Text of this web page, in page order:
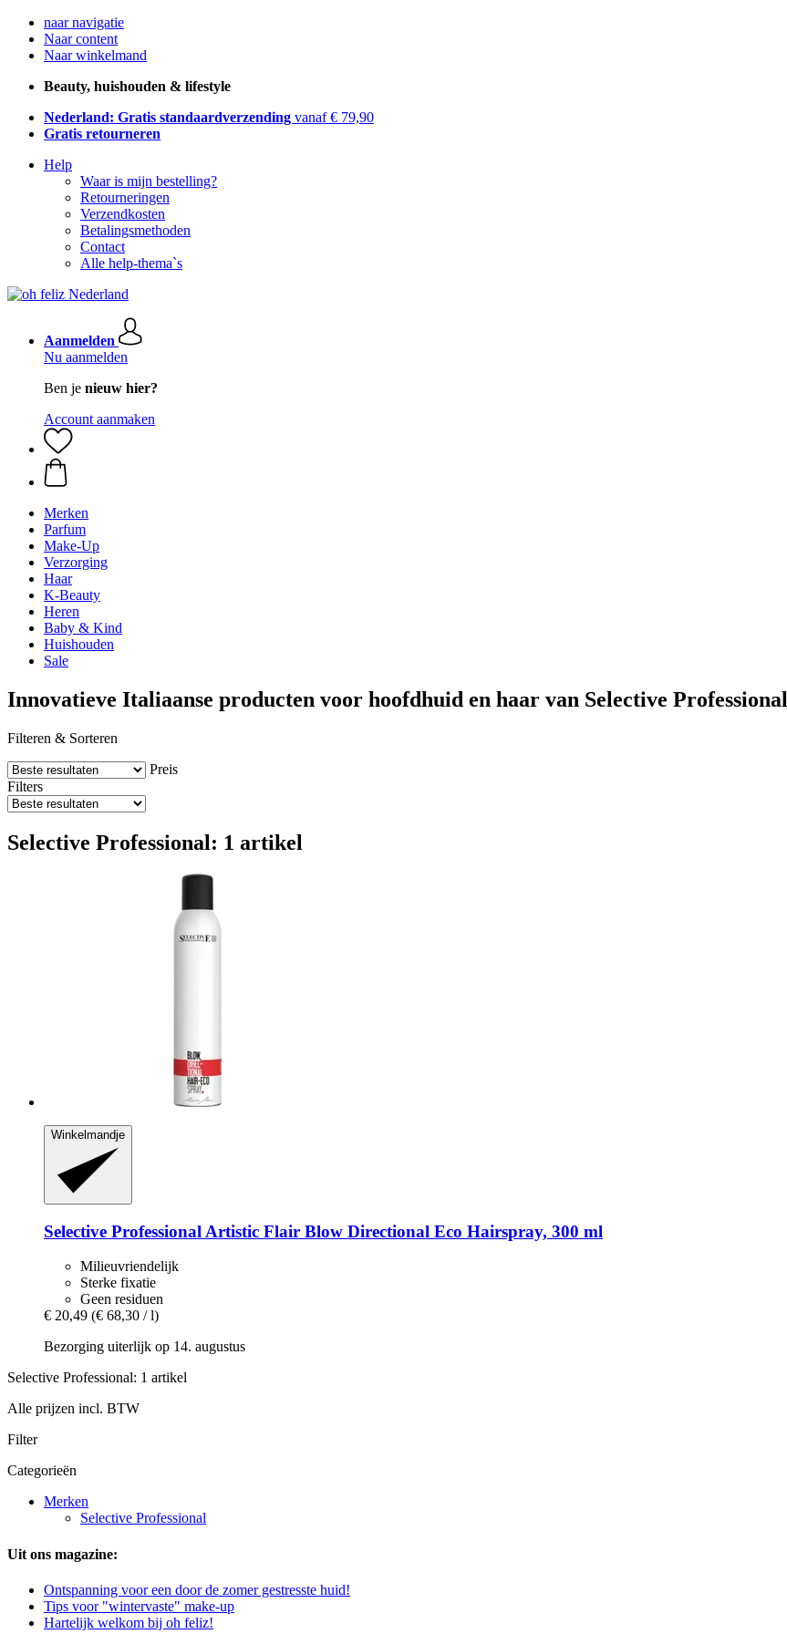
naar navigatie
Naar content
Naar winkelmand
Beauty, huishouden & lifestyle
Nederland: Gratis standaardverzending vanaf € 79,90
Gratis retourneren
Help
Waar is mijn bestelling?
Retourneringen
Verzendkosten
Betalingsmethoden
Contact
Alle help-thema`s
Aanmelden
Nu aanmelden
Ben je nieuw hier?
Account aanmaken
Merken
Parfum
Make-Up
Verzorging
Haar
K-Beauty
Heren
Baby & Kind
Huishouden
Sale
Innovatieve Italiaanse producten voor hoofdhuid en haar van Selective Professional
Filteren & Sorteren
Preis
Filters
Selective Professional: 1 artikel
Winkelmandje
Selective Professional Artistic Flair Blow Directional Eco Hairspray, 300 ml
Milieuvriendelijk
Sterke fixatie
Geen residuen
€ 20,49 (€ 68,30 / l)
Bezorging uiterlijk op 14. augustus
Selective Professional: 1 artikel
Alle prijzen incl. BTW
Filter
Categorieën
Merken
Selective Professional
Uit ons magazine:
Ontspanning voor een door de zomer gestresste huid!
Tips voor "wintervaste" make-up
Hartelijk welkom bij oh feliz!